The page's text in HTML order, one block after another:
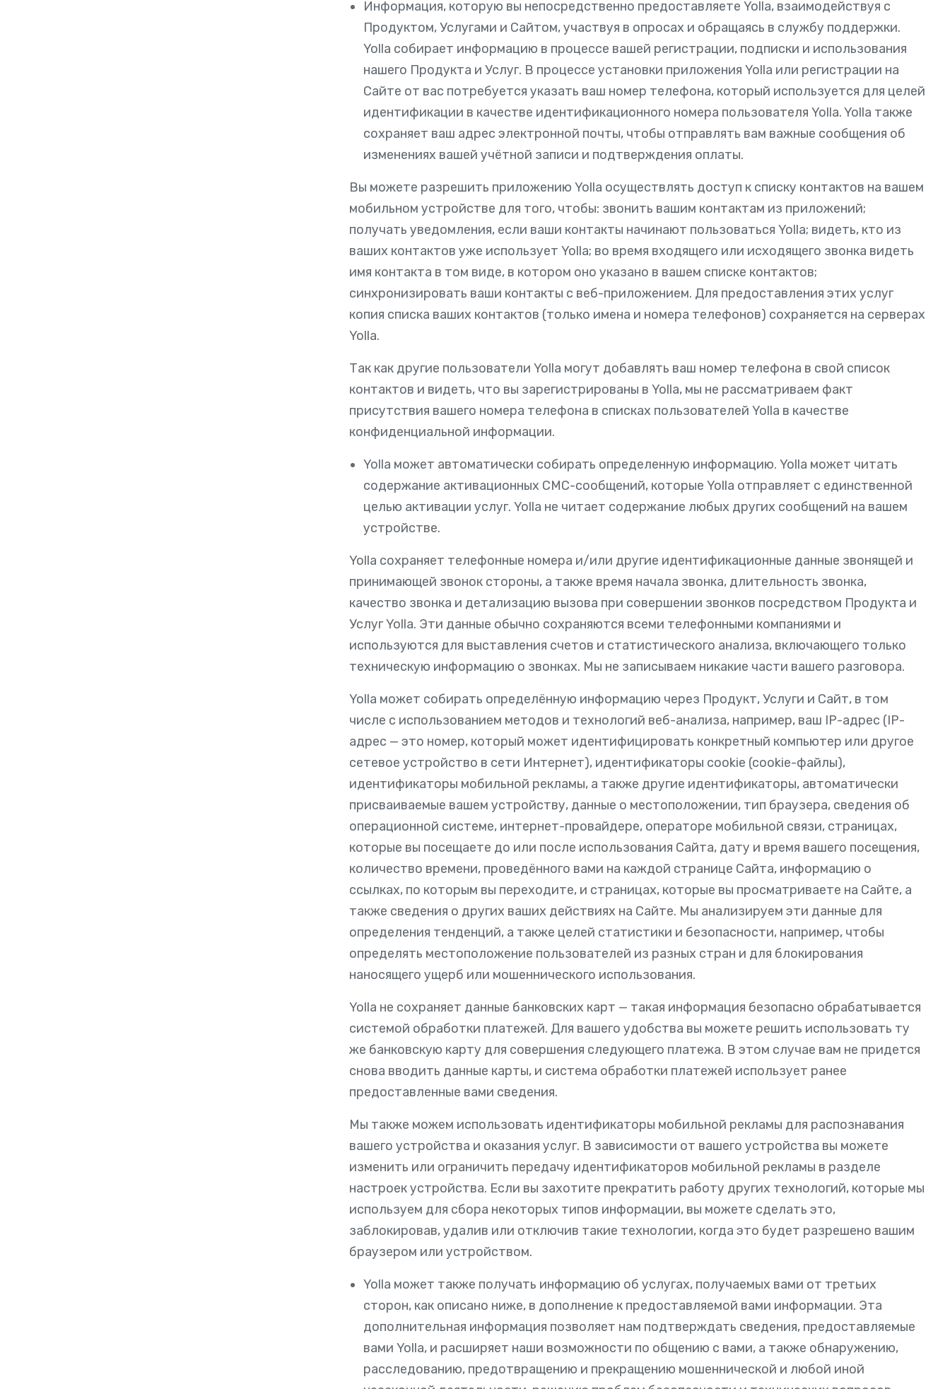
Информация, которую вы непосредственно предоставляете Yolla, взаимодействуя с
Продуктом, Услугами и Сайтом, участвуя в опросах и обращаясь в службу поддержки.
Yolla собирает информацию в процессе вашей регистрации, подписки и использования
нашего Продукта и Услуг. В процессе установки приложения Yolla или регистрации на
Сайте от вас потребуется указать ваш номер телефона, который используется для целей
идентификации в качестве идентификационного номера пользователя Yolla. Yolla также
сохраняет ваш адрес электронной почты, чтобы отправлять вам важные сообщения об
изменениях вашей учётной записи и подтверждения оплаты.
Вы можете разрешить приложению Yolla осуществлять доступ к списку контактов на вашем
мобильном устройстве для того, чтобы: звонить вашим контактам из приложений;
получать уведомления, если ваши контакты начинают пользоваться Yolla; видеть, кто из
ваших контактов уже использует Yolla; во время входящего или исходящего звонка видеть
имя контакта в том виде, в котором оно указано в вашем списке контактов;
синхронизировать ваши контакты с веб-приложением. Для предоставления этих услуг
копия списка ваших контактов (только имена и номера телефонов) сохраняется на серверах
Yolla.
Так как другие пользователи Yolla могут добавлять ваш номер телефона в свой список
контактов и видеть, что вы зарегистрированы в Yolla, мы не рассматриваем факт
присутствия вашего номера телефона в списках пользователей Yolla в качестве
конфиденциальной информации.
Yolla может автоматически собирать определенную информацию. Yolla может читать
содержание активационных СМС-сообщений, которые Yolla отправляет с единственной
целью активации услуг. Yolla не читает содержание любых других сообщений на вашем
устройстве.
Yolla сохраняет телефонные номера и/или другие идентификационные данные звонящей и
принимающей звонок стороны, а также время начала звонка, длительность звонка,
качество звонка и детализацию вызова при совершении звонков посредством Продукта и
Услуг Yolla. Эти данные обычно сохраняются всеми телефонными компаниями и
используются для выставления счетов и статистического анализа, включающего только
техническую информацию о звонках. Мы не записываем никакие части вашего разговора.
Yolla может собирать определённую информацию через Продукт, Услуги и Сайт, в том
числе с использованием методов и технологий веб-анализа, например, ваш IP-адрес (IP-
адрес — это номер, который может идентифицировать конкретный компьютер или другое
сетевое устройство в сети Интернет), идентификаторы cookie (cookie-файлы),
идентификаторы мобильной рекламы, а также другие идентификаторы, автоматически
присваиваемые вашем устройству, данные о местоположении, тип браузера, сведения об
операционной системе, интернет-провайдере, операторе мобильной связи, страницах,
которые вы посещаете до или после использования Сайта, дату и время вашего посещения,
количество времени, проведённого вами на каждой странице Сайта, информацию о
ссылках, по которым вы переходите, и страницах, которые вы просматриваете на Сайте, а
также сведения о других ваших действиях на Сайте. Мы анализируем эти данные для
определения тенденций, а также целей статистики и безопасности, например, чтобы
определять местоположение пользователей из разных стран и для блокирования
наносящего ущерб или мошеннического использования.
Yolla не сохраняет данные банковских карт — такая информация безопасно обрабатывается
системой обработки платежей. Для вашего удобства вы можете решить использовать ту
же банковскую карту для совершения следующего платежа. В этом случае вам не придется
снова вводить данные карты, и система обработки платежей использует ранее
предоставленные вами сведения.
Мы также можем использовать идентификаторы мобильной рекламы для распознавания
вашего устройства и оказания услуг. В зависимости от вашего устройства вы можете
изменить или ограничить передачу идентификаторов мобильной рекламы в разделе
настроек устройства. Если вы захотите прекратить работу других технологий, которые мы
используем для сбора некоторых типов информации, вы можете сделать это,
заблокировав, удалив или отключив такие технологии, когда это будет разрешено вашим
браузером или устройством.
Yolla может также получать информацию об услугах, получаемых вами от третьих
сторон, как описано ниже, в дополнение к предоставляемой вами информации. Эта
дополнительная информация позволяет нам подтверждать сведения, предоставляемые
вами Yolla, и расширяет наши возможности по общению с вами, а также обнаружению,
расследованию, предотвращению и прекращению мошеннической и любой иной